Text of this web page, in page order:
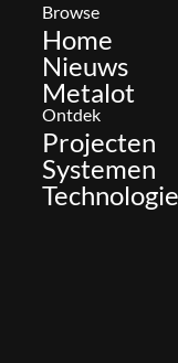
Browse
Home
Nieuws
Metalot
Ontdek
Projecten
Systemen
Technologie